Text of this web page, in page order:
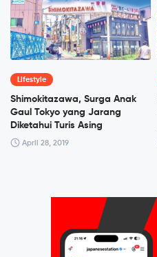
Lifestyle
Shimokitazawa, Surga Anak
Gaul Tokyo yang Jarang
Diketahui Turis Asing
April 28, 2019